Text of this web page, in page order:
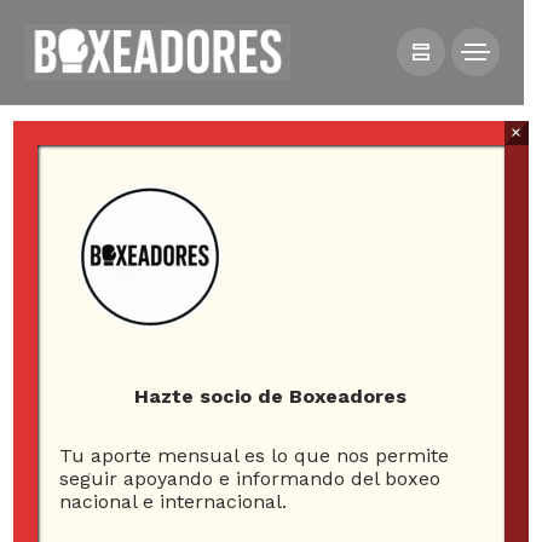
NOTICIAS
ENTRE YONI BARROS Y LEE SELBY
Argentinos indignados
Hazte socio de Boxeadores
Tu aporte mensual es lo que nos permite
seguir apoyando e informando del boxeo
nacional e internacional.
×